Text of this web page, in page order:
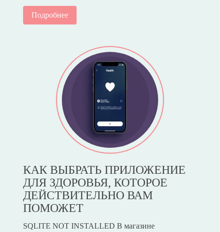
Подробнее
КАК ВЫБРАТЬ ПРИЛОЖЕНИЕ
ДЛЯ ЗДОРОВЬЯ, КОТОРОЕ
ДЕЙСТВИТЕЛЬНО ВАМ
ПОМОЖЕТ
SQLITE NOT INSTALLED В магазине